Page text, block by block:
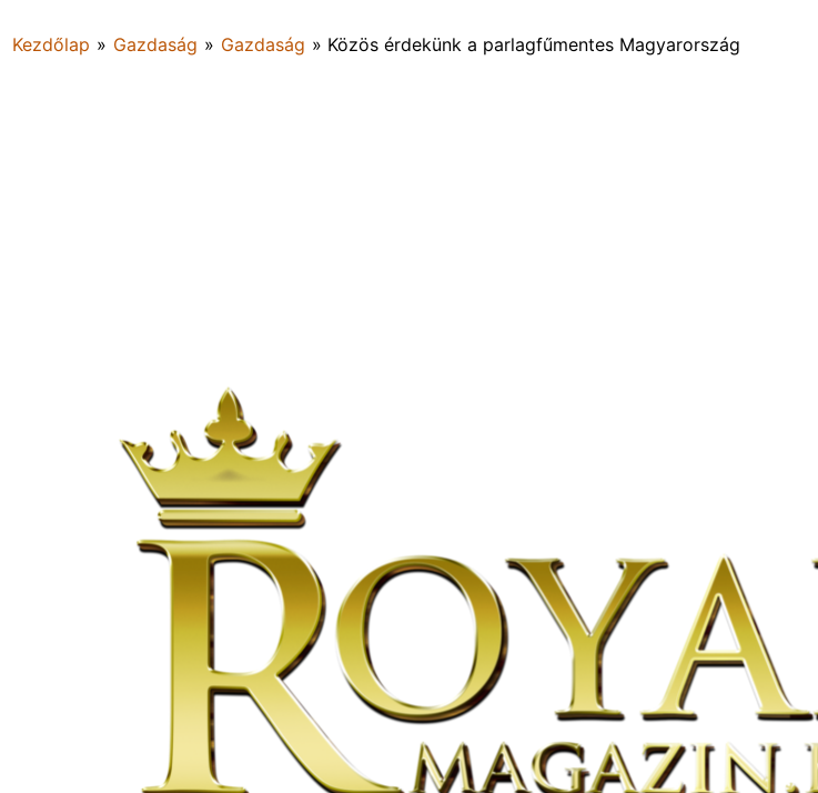
Kezdőlap » Gazdaság » Gazdaság » Közös érdekünk a parlagfűmentes Magyarország